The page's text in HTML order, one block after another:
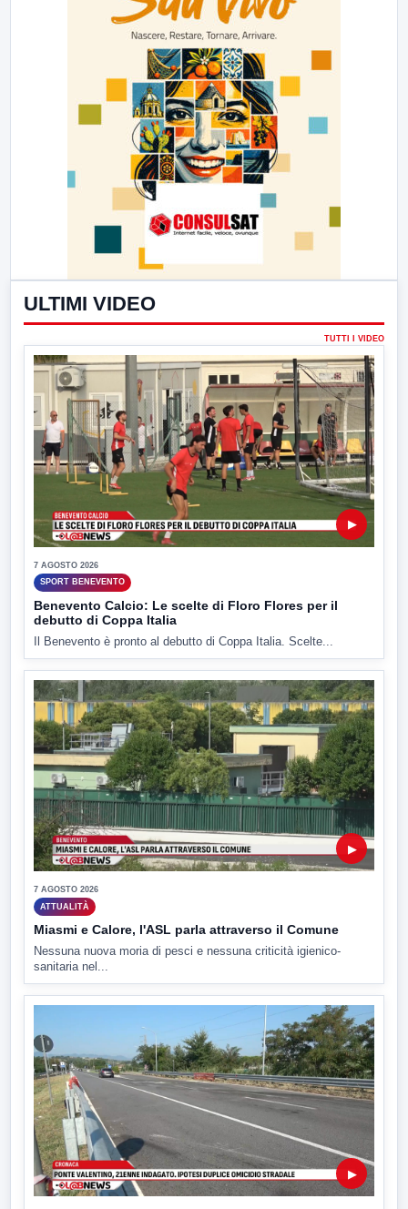
ULTIMI VIDEO
TUTTI I VIDEO
▶
7 AGOSTO 2026
SPORT BENEVENTO
Benevento Calcio: Le scelte di Floro Flores per il
debutto di Coppa Italia
Il Benevento è pronto al debutto di Coppa Italia. Scelte...
▶
7 AGOSTO 2026
ATTUALITÀ
Miasmi e Calore, l'ASL parla attraverso il Comune
Nessuna nuova moria di pesci e nessuna criticità igienico-
sanitaria nel...
▶